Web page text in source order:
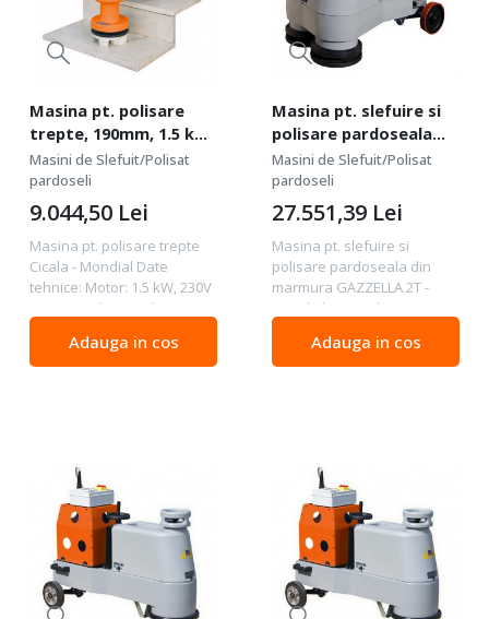
Masina pt. polisare
trepte, 190mm, 1.5 kW,
Cicala - Mondial
Masini de Slefuit/Polisat
pardoseli
Masina pt. polisare trepte
Cicala - Mondial Date
tehnice: Motor: 1.5 kW, 230V
Diametru disc/unelte: 190
apa: 5,9 l Dimensiuni
(ambalaj): 56x32x77 cm
9.044,50 Lei
Adauga in cos
Masina pt. slefuire si
polisare pardoseala
din marmura, 330mm,
5.5 kW, GAZZELLA 2T -
Mondial
Masini de Slefuit/Polisat
pardoseli
Masina pt. slefuire si
polisare pardoseala din
marmura GAZZELLA 2T -
Mondial Date tehnice:
Diametru disc/unelte: 2 x
330 mm Capacitate rezervor
27.551,39 Lei
Adauga in cos